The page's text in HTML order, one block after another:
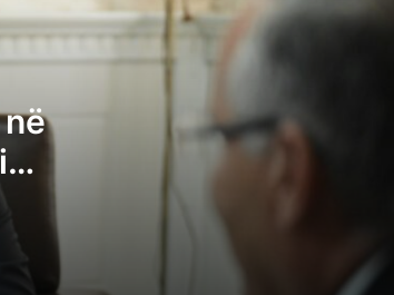
LDK-ja i bën thirrje VV-së ta ftojë
sonte
institucionet, Kuvendi nuk është pronë